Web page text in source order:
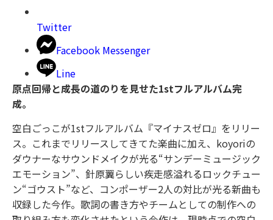
Twitter
Facebook Messenger
Line
原点回帰と成長の道のりを見せた1stフルアルバム完
成。
空白ごっこが1stフルアルバム『マイナスゼロ』をリリー
ス。これまでリリースしてきてた楽曲に加え、koyoriの
ダウナーなサウンドメイクが光る“サンデーミュージック
エモーション”、針原翼らしい疾走感溢れるロックチュー
ン“ゴウスト”など、コンポーザー2人の対比が光る新曲も
収録した今作。歌詞の書き方やチームとしての制作への